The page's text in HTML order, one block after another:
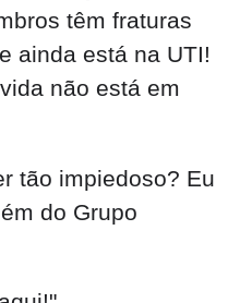
têm fraturas
ainda está na UTI!
não está em
tão impiedoso? Eu
do Grupo